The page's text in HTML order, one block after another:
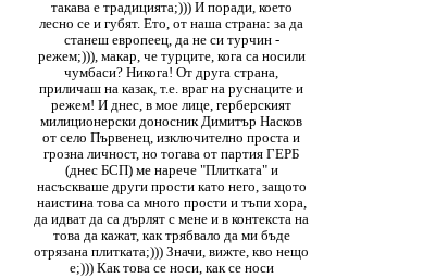
такава е традицията;))) И поради, което
лесно се и губят. Ето, от наша страна: за да
станеш европеец, да не си турчин -
режем;))), макар, че турците, кога са носили
чумбаси? Никога! От друга страна,
приличаш на казак, т.е. враг на руснаците и
режем! И днес, в мое лице, герберският
милиционерски доносник Димитър Насков
от село Първенец, изключително проста и
грозна личност, но тогава от партия ГЕРБ
(днес БСП) ме нарече "Плитката" и
насъскваше други прости като него, защото
наистина това са много прости и тъпи хора,
да идват да са дърлят с мене и в контекста на
това да кажат, как трябвало да ми бъде
отрязана плитката;))) Значи, вижте, кво нещо
е;))) Как това се носи, как се носи